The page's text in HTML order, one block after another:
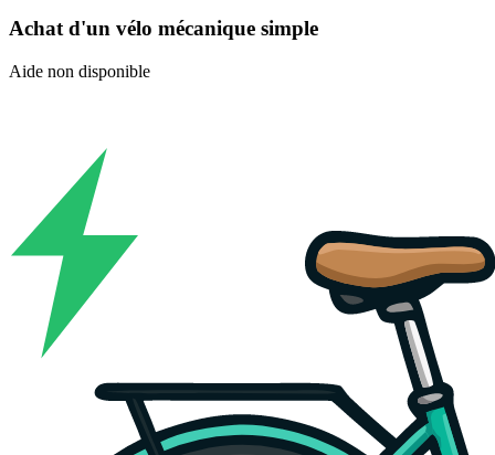
Achat d'un vélo mécanique simple
Aide non disponible